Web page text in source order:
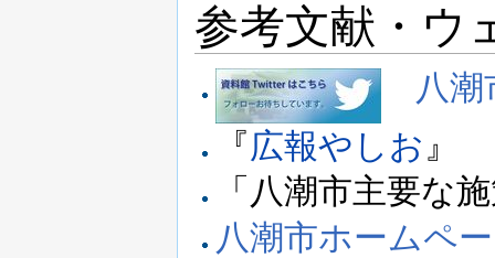
参考文献・ウ
八
『広報やしお』
「八潮市主要な
八潮市ホームペ